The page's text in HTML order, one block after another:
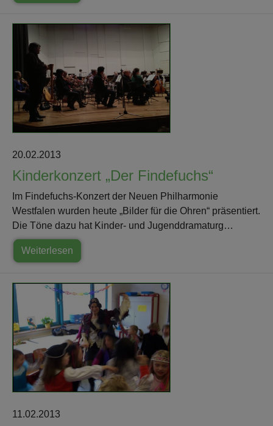
20.02.2013
Kinderkonzert „Der Findefuchs“
Im Findefuchs-Konzert der Neuen Philharmonie
Westfalen wurden heute „Bilder für die Ohren“ präsentiert.
Die Töne dazu hat Kinder- und Jugenddramaturg…
Weiterlesen
11.02.2013